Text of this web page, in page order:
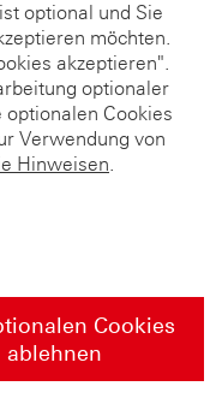
optional und Sie
möchten.
akzeptieren".
optionaler
Cookies
Verwendung von
Hinweisen.
Cookies
ablehnen